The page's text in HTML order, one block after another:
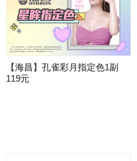
【海昌】孔雀彩月指定色1副
119元